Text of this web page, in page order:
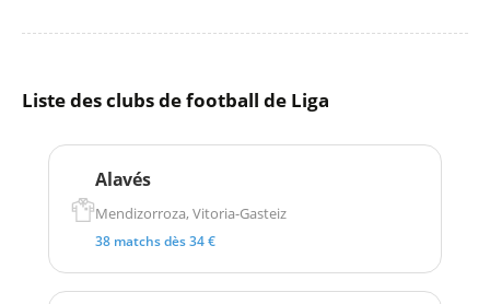
Liste des clubs de football de Liga
Alavés
Mendizorroza, Vitoria-Gasteiz
38 matchs dès 34 €